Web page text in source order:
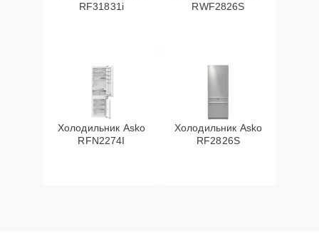
RF31831i
RWF2826S
Холодильник Asko
RFN2274I
Холодильник Asko
RF2826S